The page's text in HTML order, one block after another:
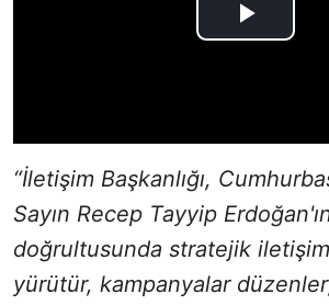
“İletişim Başkanlığı,
Sayın Recep Tayyip
doğrultusunda stratejik
yürütür, kampanyalar